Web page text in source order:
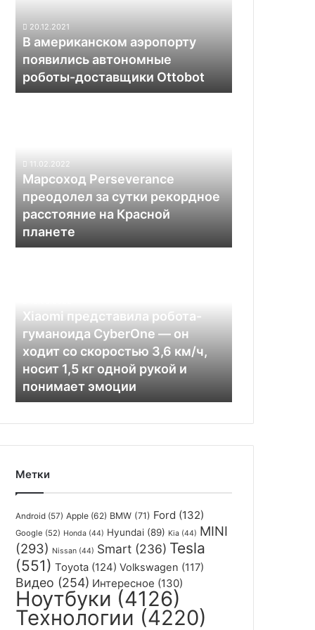
доставщики
Ottobot
20.12.2021
В американском аэропорту
появились автономные
роботы-доставщики Ottobot
рекордное
расстояние
на
Красной
планете
11.02.2022
Марсоход Perseverance
преодолел за сутки рекордное
расстояние на Красной
планете
CyberOne
ходит
со
скоростью
3,6
носит
кг
одной
и
понимает
эмоции
Xiaomi представила робота-
гуманоида CyberOne — он
ходит со скоростью 3,6 км/ч,
носит 1,5 кг одной рукой и
понимает эмоции
Метки
Android (57) Apple (62) BMW (71) Ford (132)
Google (52) Honda (44) Hyundai (89) Kia (44) MINI
(293) Nissan (44) Smart (236) Tesla
(551) Toyota (124) Volkswagen (117)
Видео (254) Интересное (130)
Ноутбуки (4126)
Технологии (4220)